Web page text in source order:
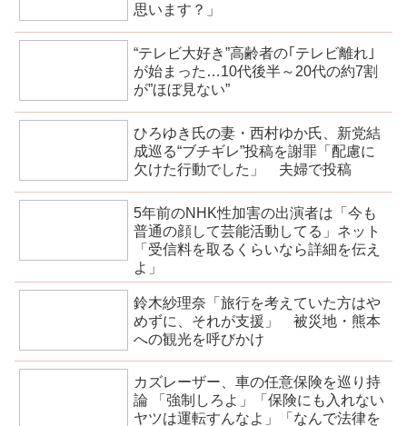
思います？」
“テレビ大好き”高齢者の｢テレビ離れ｣
が始まった…10代後半～20代の約7割
が”ほぼ見ない”
ひろゆき氏の妻・西村ゆか氏、新党結
成巡る“ブチギレ”投稿を謝罪「配慮に
欠けた行動でした」 夫婦で投稿
5年前のNHK性加害の出演者は「今も
普通の顔して芸能活動してる」ネット
「受信料を取るくらいなら詳細を伝え
よ」
鈴木紗理奈「旅行を考えていた方はや
めずに、それが支援」 被災地・熊本
への観光を呼びかけ
カズレーザー、車の任意保険を巡り持
論 「強制しろよ」「保険にも入れない
ヤツは運転すんなよ」「なんで法律を